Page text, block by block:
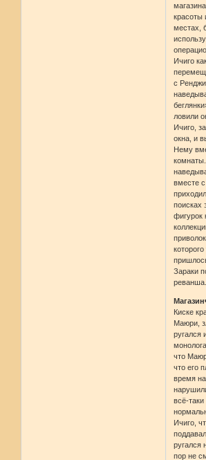
красоты
местах,
Ичиго
с
ловили
Ичиго,
окна, и
Нему
вместе
поисках
фигурок
Зараки
Киске
Маюри,
ругался
что
что его
время
всё-таки
Ичиго,
ругался
пор не